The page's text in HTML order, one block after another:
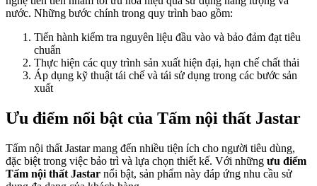
nước. Những bước chính trong quy trình bao gồm:
Tiến hành kiểm tra nguyên liệu đầu vào và bảo đảm đạt tiêu
chuẩn
Thực hiện các quy trình sản xuất hiện đại, hạn chế chất thải
Áp dụng kỹ thuật tái chế và tái sử dụng trong các bước sản
xuất
Ưu điểm nổi bật của Tấm nội thất Jastar
Tấm nội thất Jastar mang đến nhiều tiện ích cho người tiêu dùng,
đặc biệt trong việc bảo trì và lựa chọn thiết kế. Với những ưu điểm
Tấm nội thất Jastar nổi bật, sản phẩm này đáp ứng nhu cầu sử